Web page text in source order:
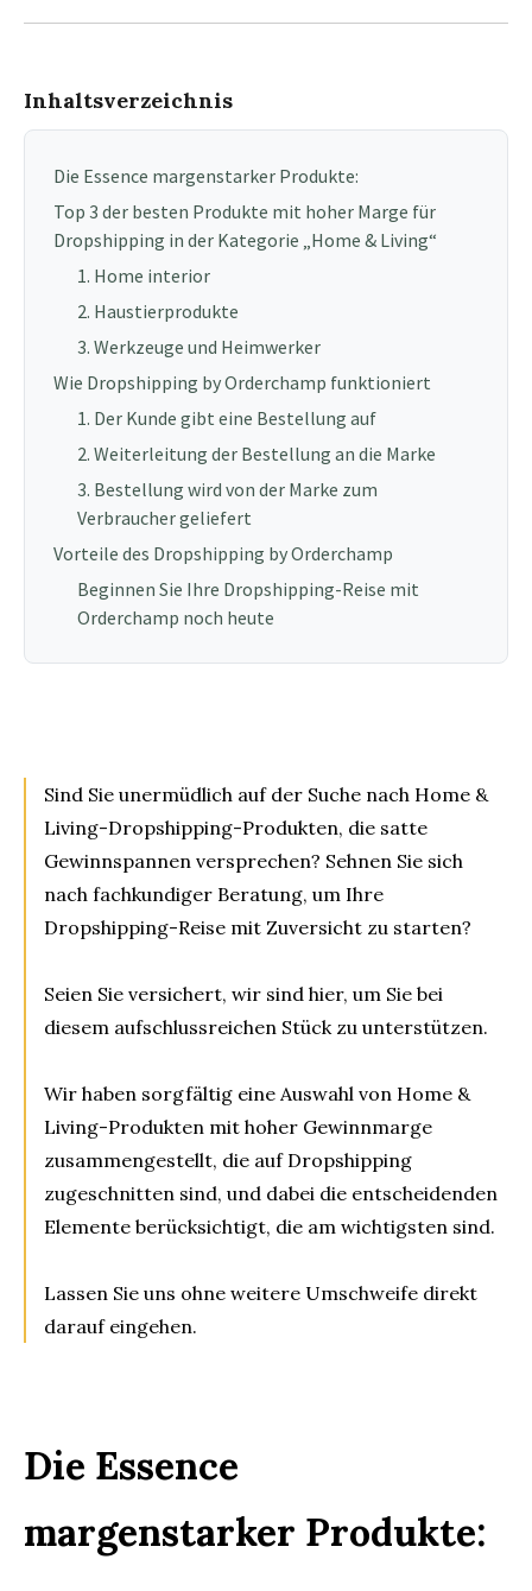
Inhaltsverzeichnis
Die Essence margenstarker Produkte:
Top 3 der besten Produkte mit hoher Marge für
Dropshipping in der Kategorie „Home & Living“
1. Home interior
2. Haustierprodukte
3. Werkzeuge und Heimwerker
Wie Dropshipping by Orderchamp funktioniert
1. Der Kunde gibt eine Bestellung auf
2. Weiterleitung der Bestellung an die Marke
3. Bestellung wird von der Marke zum
Verbraucher geliefert
Vorteile des Dropshipping by Orderchamp
Beginnen Sie Ihre Dropshipping-Reise mit
Orderchamp noch heute
Sind Sie unermüdlich auf der Suche nach Home &
Living-Dropshipping-Produkten, die satte
Gewinnspannen versprechen? Sehnen Sie sich
nach fachkundiger Beratung, um Ihre
Dropshipping-Reise mit Zuversicht zu starten?
Seien Sie versichert, wir sind hier, um Sie bei
diesem aufschlussreichen Stück zu unterstützen.
Wir haben sorgfältig eine Auswahl von Home &
Living-Produkten mit hoher Gewinnmarge
zusammengestellt, die auf Dropshipping
zugeschnitten sind, und dabei die entscheidenden
Elemente berücksichtigt, die am wichtigsten sind.
Lassen Sie uns ohne weitere Umschweife direkt
darauf eingehen.
Die Essence
margenstarker Produkte: